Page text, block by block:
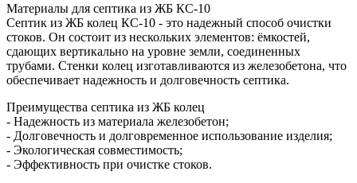
Материалы для септика из ЖБ КС-10
Септик из ЖБ колец КС-10 - это надежный способ очистки
стоков. Он состоит из нескольких элементов: ёмкостей,
сдающих вертикально на уровне земли, соединенных
трубами. Стенки колец изготавливаются из железобетона, что
обеспечивает надежность и долговечность септика.
Преимущества септика из ЖБ колец
- Надежность из материала железобетон;
- Долговечность и долговременное использование изделия;
- Экологическая совместимость;
- Эффективность при очистке стоков.